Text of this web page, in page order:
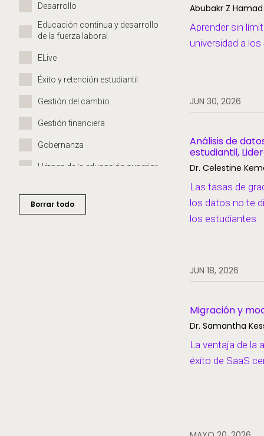
Desarrollo
Educación continua y desarrollo
de la fuerza laboral
ELive
Éxito y retención estudiantil
Gestión del cambio
Gestión financiera
Gobernanza
Héroes de la educación superior
Borrar todo
Abubakr Z Hamad
Aprender sin
universidad a
JUN 30, 2026
Análisis de
estudiantil,
Dr. Celestine
Las tasas de
los datos no te
los estudiantes
JUN 18, 2026
Migración y
Dr. Samantha
La ventaja de la
éxito de SaaS